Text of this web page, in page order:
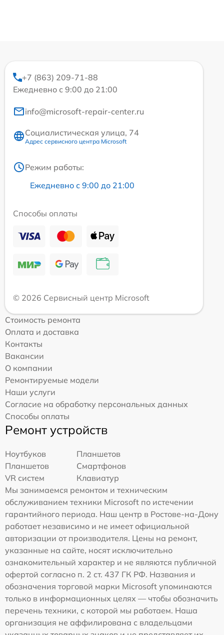
+7 (863) 209-71-88
Ежедневно с 9:00 до 21:00
info@microsoft-repair-center.ru
Социалистическая улица, 74
Адрес сервисного центра Microsoft
Режим работы:
Ежедневно с 9:00 до 21:00
Способы оплаты
© 2026 Сервисный центр Microsoft
Стоимость ремонта
Оплата и доставка
Контакты
Вакансии
О компании
Ремонтируемые модели
Наши услуги
Согласие на обработку персональных данных
Способы оплаты
Ремонт устройств
Ноутбуков
Планшетов
Планшетов
Смартфонов
VR систем
Клавиатур
Мы занимаемся ремонтом и техническим
обслуживанием техники Microsoft по истечении
гарантийного периода. Наш центр в Ростове-на-Дону
работает независимо и не имеет официальной
авторизации от производителя. Цены на ремонт,
указанные на сайте, носят исключительно
ознакомительный характер и не являются публичной
офертой согласно п. 2 ст. 437 ГК РФ. Названия и
обозначения торговой марки Microsoft упоминаются
только в информационных целях — чтобы обозначить
перечень техники, с которой мы работаем. Наша
организация не аффилирована с владельцами